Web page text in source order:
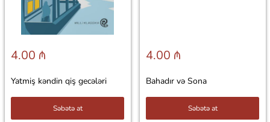
4.00 ₼
Yatmiş kəndin qiş gecələri
Səbətə at
4.00 ₼
Bahadır və Sona
Səbətə at